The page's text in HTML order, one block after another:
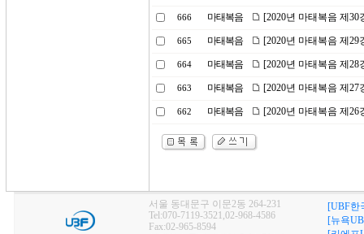
666 마태복음 [2020년 마태복음 제
665 마태복음 [2020년 마태복음 제
664 마태복음 [2020년 마태복음 제
663 마태복음 [2020년 마태복음 제27
662 마태복음 [2020년 마태복음 제
서울 동대문구 이문2동 264-231
Tel:070-7119-3521,02-968-4586
Fax:02-965-8594
[UBF한
[뉴욕